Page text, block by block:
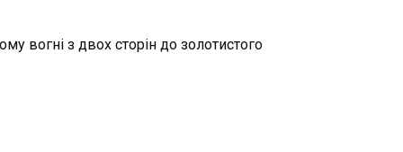
вогні з двох сторін до золотистого